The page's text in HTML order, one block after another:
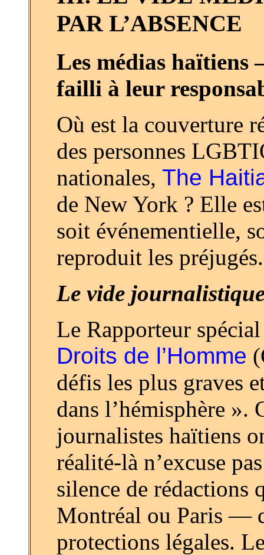
PAR L’ABSENCE
Les médias
failli à leur
Où est la couverture
des personnes
nationales, The
de New York ? Elle
soit événementielle,
reproduit les préjugés.
Le vide
Le Rapporteur
Droits de l’Homme
défis les plus graves
dans l’hémisphère ».
journalistes haïtiens
réalité-là n’excuse
silence de
Montréal ou Paris —
protections légales.